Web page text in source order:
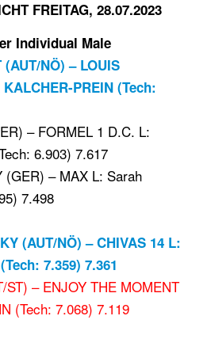
FREITAG, 28.07.2023
Individual Male
NÖ) – LOUIS
PREIN (Tech:
– FORMEL 1 D.C. L:
6.903) 7.617
– MAX L: Sarah
7.498
(AUT/NÖ) – CHIVAS 14 L:
7.359) 7.361
ST) – ENJOY THE MOMENT
(Tech: 7.068) 7.119